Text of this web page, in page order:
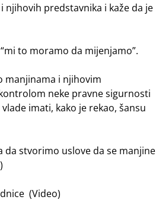
predstavnika i kaže da je
to moramo da mijenjamo”.
manjinama i njihovim
neke pravne sigurnosti
imati, kako je rekao, šansu
stvorimo uslove da se manjine
(Video)